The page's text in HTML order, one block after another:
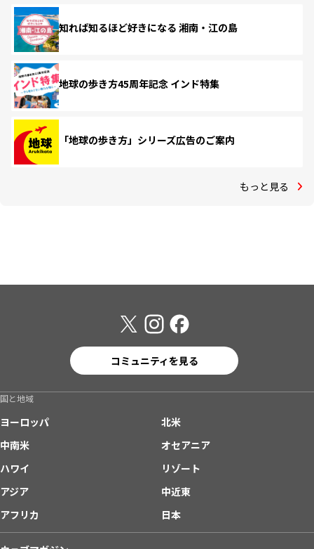
知れば知るほど好きになる 湘南・江の島
地球の歩き方45周年記念 インド特集
「地球の歩き方」シリーズ広告のご案内
もっと見る
コミュニティを見る
国と地域
ヨーロッパ
北米
中南米
オセアニア
ハワイ
リゾート
アジア
中近東
アフリカ
日本